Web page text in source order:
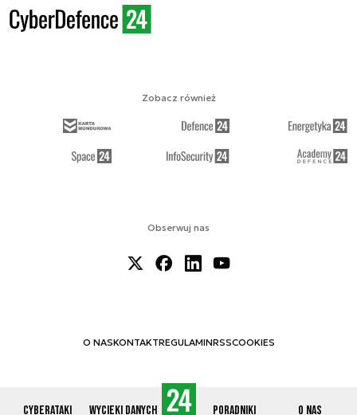
Cyberataki Wycieki danych Poradniki O nas
Obserwuj nas
O NASKONTAKTREGULAMINRSSCOOKIES
Zobacz również